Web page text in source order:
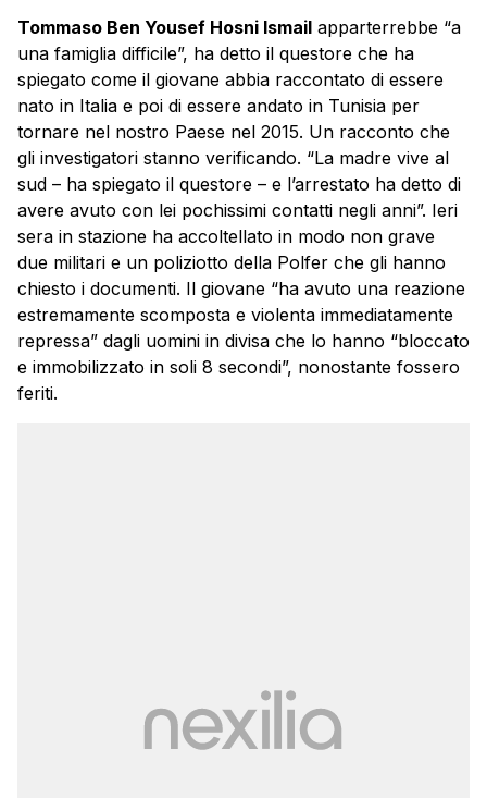
Tommaso Ben Yousef Hosni Ismail apparterrebbe “a
una famiglia difficile”, ha detto il questore che ha
spiegato come il giovane abbia raccontato di essere
nato in Italia e poi di essere andato in Tunisia per
tornare nel nostro Paese nel 2015. Un racconto che
gli investigatori stanno verificando. “La madre vive al
sud – ha spiegato il questore – e l’arrestato ha detto di
avere avuto con lei pochissimi contatti negli anni”. Ieri
sera in stazione ha accoltellato in modo non grave
due militari e un poliziotto della Polfer che gli hanno
chiesto i documenti. Il giovane “ha avuto una reazione
estremamente scomposta e violenta immediatamente
repressa” dagli uomini in divisa che lo hanno “bloccato
e immobilizzato in soli 8 secondi”, nonostante fossero
feriti.